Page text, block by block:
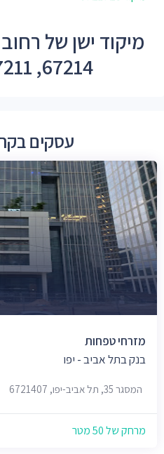
67214, 67211, 67217
עסקים
מזרחי טפחות
בנק בתל אביב - יפו
המסגר 35, תל אביב-יפו, 6721407
מרחק של 50 מטר